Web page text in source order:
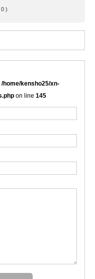
0 )
/home/kensho25/xn-
on line 145